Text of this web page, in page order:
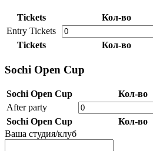
Tickets Кол-во
Entry Tickets
Tickets
Кол-во
Sochi Open Cup
Sochi Open Cup Кол-во
After party
Sochi Open Cup
Кол-во
Ваша студия/клуб